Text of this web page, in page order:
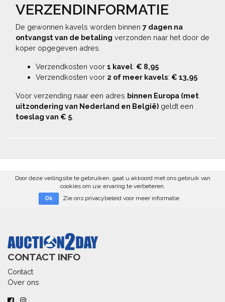
VERZENDINFORMATIE
De gewonnen kavels worden binnen 7 dagen na
ontvangst van de betaling verzonden naar het door de
koper opgegeven adres.
Verzendkosten voor 1 kavel: € 8,95
Verzendkosten voor 2 of meer kavels: € 13,95
Voor verzending naar een adres binnen Europa (met
uitzondering van Nederland en België) geldt een
toeslag van € 5
Door deze veilingsite te gebruiken, gaat u akkoord met ons gebruik van
cookies om uw ervaring te verbeteren.
Ok Zie ons privacybeleid voor meer informatie
CONTACT INFO
Contact
Over ons